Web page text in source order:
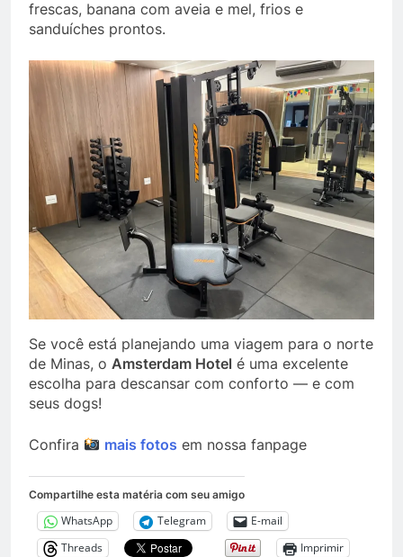
frescas, banana com aveia e mel, frios e
sanduíches prontos.
Se você está planejando uma viagem para o norte
de Minas, o Amsterdam Hotel é uma excelente
escolha para descansar com conforto — e com
seus dogs!
Confira mais fotos em nossa fanpage
Compartilhe esta matéria com seu amigo
WhatsApp Telegram
E-mail
Threads
Imprimir